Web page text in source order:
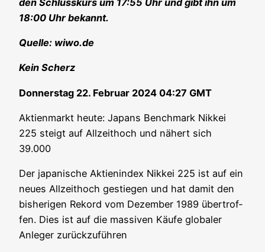
18:00 Uhr bekannt.
Quel­le: wiwo.de
Kein Scherz
Don­ners­tag 22. Febru­ar 2024 04:27 GMT
Akti­en­markt heu­te: Japans Bench­mark Nik­kei
225 steigt auf All­zeit­hoch und nähert sich
39.000
Der japa­ni­sche Akti­en­in­dex Nik­kei 225 ist auf ein
neu­es All­zeit­hoch gestie­gen und hat damit den
bis­he­ri­gen Rekord vom Dezem­ber 1989 über­trof­
fen. Dies ist auf die mas­si­ven Käu­fe glo­ba­ler
Anle­ger zurückzuführen